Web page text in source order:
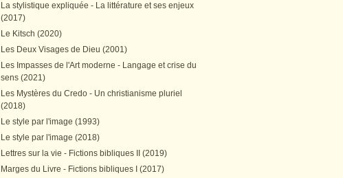
La stylistique expliquée - La littérature et ses enjeux
(2017)
Le Kitsch (2020)
Les Deux Visages de Dieu (2001)
Les Impasses de l'Art moderne - Langage et crise du
sens (2021)
Les Mystères du Credo - Un christianisme pluriel
(2018)
Le style par l'image (1993)
Le style par l'image (2018)
Lettres sur la vie - Fictions bibliques II (2019)
Marges du Livre - Fictions bibliques I (2017)